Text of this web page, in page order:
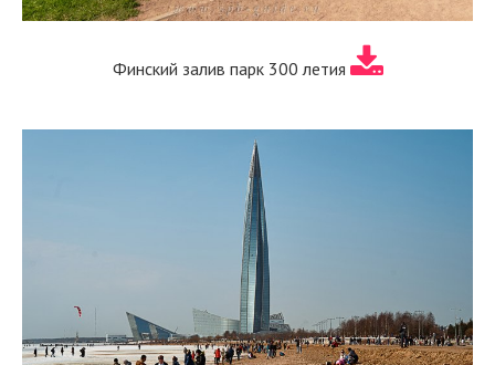
Финский залив парк 300 летия